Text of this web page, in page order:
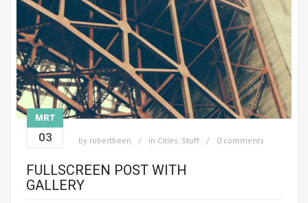
MRT
03 by robertbeen in Cities, Stuff 0 comments
FULLSCREEN POST WITH
GALLERY